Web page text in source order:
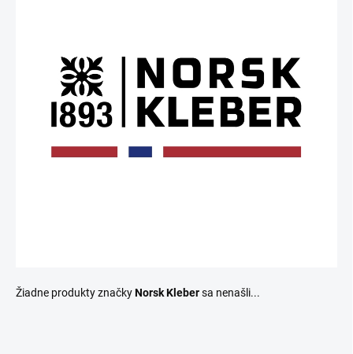
Žiadne produkty značkyNorsk Klebersa nenašli...